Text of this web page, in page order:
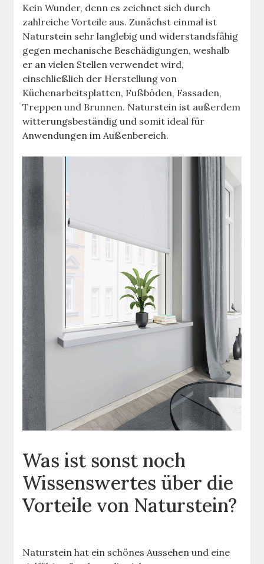
Kein Wunder, denn es zeichnet sich durch
zahlreiche Vorteile aus. Zunächst einmal ist
Naturstein sehr langlebig und widerstandsfähig
gegen mechanische Beschädigungen, weshalb
er an vielen Stellen verwendet wird,
einschließlich der Herstellung von
Küchenarbeitsplatten, Fußböden, Fassaden,
Treppen und Brunnen. Naturstein ist außerdem
witterungsbeständig und somit ideal für
Anwendungen im Außenbereich.
Was ist sonst noch
Wissenswertes über die
Vorteile von Naturstein?
Naturstein hat ein schönes Aussehen und eine